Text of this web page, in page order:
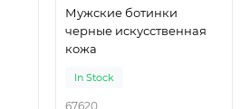
Мужские ботинки
черные искусственная
кожа
In Stock
67620